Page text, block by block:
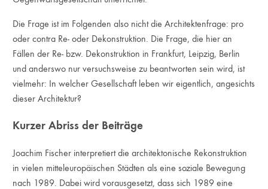
Die Frage ist im Folgenden also nicht die Architektenfrage: pro
oder contra Re- oder Dekonstruktion. Die Frage, die hier an
Fällen der Re- bzw. Dekonstruktion in Frankfurt, Leipzig, Berlin
und anderswo nur versuchsweise zu beantworten sein wird, ist
vielmehr: In welcher Gesellschaft leben wir eigentlich, angesichts
dieser Architektur?
Kurzer Abriss der Beiträge
Joachim Fischer interpretiert die architektonische Rekonstruktion
in vielen mitteleuropäischen Städten als eine soziale Bewegung
nach 1989. Dabei wird vorausgesetzt, dass sich 1989 eine